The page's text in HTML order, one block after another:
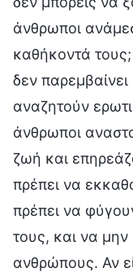
άνθρωποι
καθήκοντά
δεν
αναζητούν
άνθρωποι
ζωή και
πρέπει να
πρέπει να
τους, και να
ανθρώπους. Αν